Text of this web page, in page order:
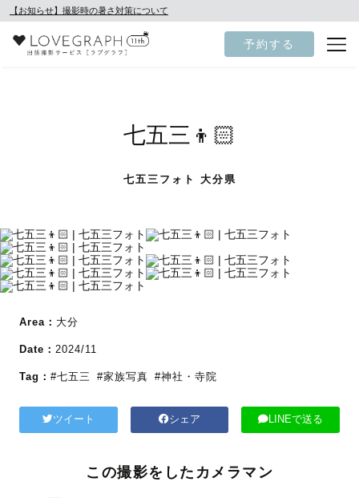
【お知らせ】撮影時の暑さ対策について
予約する
七五三👦🏻
七五三フォト 大分県
Area： 大分
Date： 2024/11
Tag： #七五三 #家族写真 #神社・寺院
ツイート シェア LINEで送る
この撮影をしたカメラマン